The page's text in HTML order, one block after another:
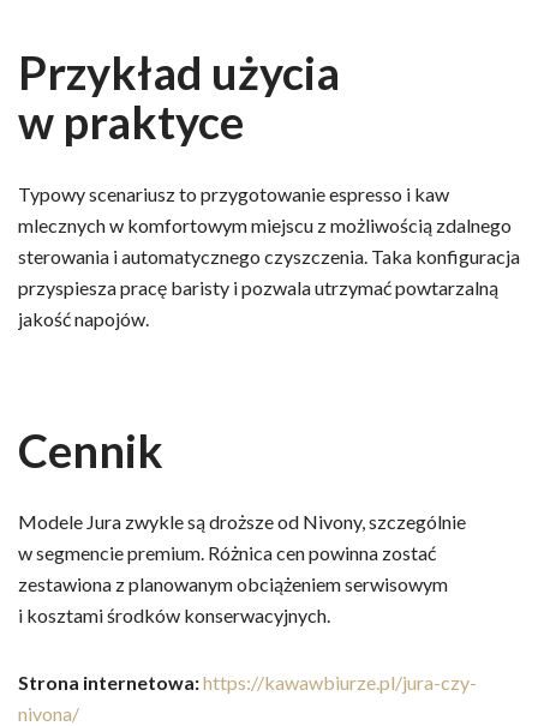
Przykład użycia
w praktyce
Typowy scenariusz to przygotowanie espresso i kaw
mlecznych w komfortowym miejscu z możliwością zdalnego
sterowania i automatycznego czyszczenia. Taka konfiguracja
przyspiesza pracę baristy i pozwala utrzymać powtarzalną
jakość napojów.
Cennik
Modele Jura zwykle są droższe od Nivony, szczególnie
w segmencie premium. Różnica cen powinna zostać
zestawiona z planowanym obciążeniem serwisowym
i kosztami środków konserwacyjnych.
Strona internetowa:https://kawawbiurze.pl/jura-czy-
nivona/